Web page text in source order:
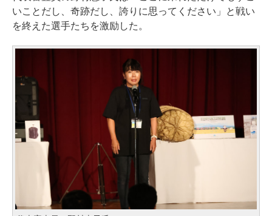
いことだし、奇跡だし、誇りに思ってください」と戦い
を終えた選手たちを激励した。